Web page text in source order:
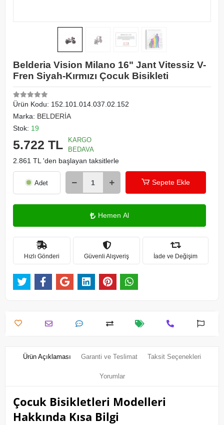
Belderia Vision Milano 16" Jant Vitessiz V-
Fren Siyah-Kırmızı Çocuk Bisikleti
Ürün Kodu: 152.101.014.037.02.152
Marka: BELDERİA
Stok: 19
5.722 TL
KARGO
BEDAVA
2.861 TL 'den başlayan taksitlerle
Adet Sepete Ekle
Hemen Al
Hızlı Gönderi Güvenli Alışveriş İade ve Değişim
Ürün Açıklaması Garanti ve Teslimat Taksit Seçenekleri
Yorumlar
Çocuk Bisikletleri Modelleri
Hakkında Kısa Bilgi